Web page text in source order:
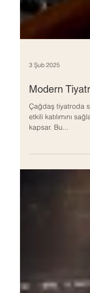
Modern
Çağdaş tiyatroda
etkili katılımını
kapsar. Bu...